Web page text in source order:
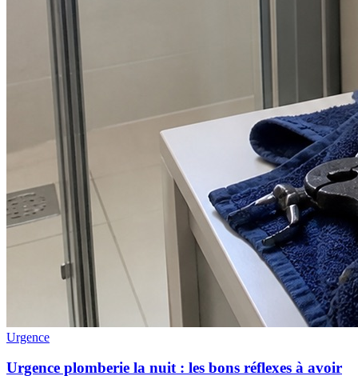
Urgence
Urgence plomberie la nuit : les bons réflexes à avoir